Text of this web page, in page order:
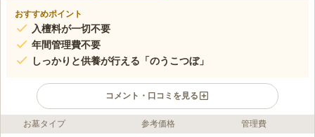
おすすめポイント
入檀料が一切不要
年間管理費不要
しっかりと供養が行える「のうこつぼ」
コメント・口コミを見る
ライフドット編集部のコメント
お墓タイプ 参考価格 管理費